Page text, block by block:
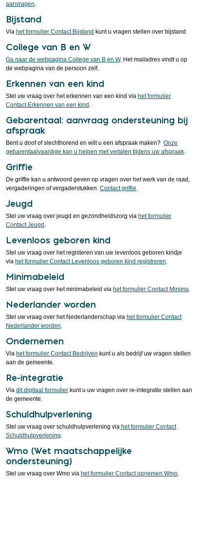
aanvragen.
Bijstand
Via het formulier Contact Bijstand kunt u vragen stellen over bijstand.
College van B en W
Ga naar de webpagina College van B en W. Het mailadres vindt u op
de webpagina van de persoon zelf.
Erkennen van een kind
Stel uw vraag over het erkennen van een kind via het formulier
Contact Erkennen van een kind .
Gebarentaal: aanvraag ondersteuning bij
afspraak
Bent u doof of slechthorend en wilt u een afspraak maken?Onze
gebarentaalvaardige kan u helpen met vertalen tijdens uw afspraak.
Griffie
De griffie kan u antwoord geven op vragen over het werk van de raad,
vergaderingen of vergaderstukken.Contact griffie.
Jeugd
Stel uw vraag over jeugd en gezondheidszorg via het formulier
Contact Jeugd .
Levenloos geboren kind
Stel uw vraag over het registeren van uw levenloos geboren kindje
via het formulier Contact Levenloos geboren kind registreren.
Minimabeleid
Stel uw vraag over het minimabeleid via het formulier Contact Minima.
Nederlander worden
Stel uw vraag over het Nederlanderschap via het formulier Contact
Nederlander worden.
Ondernemen
Via het formulier Contact Bedrijven kunt u als bedrijf uw vragen stellen
aan de gemeente.
Re-integratie
Viadit digitaal formulier kunt u uw vragen over re-integratie stellen aan
de gemeente.
Schuldhulpverlening
Stel uw vraag over schuldhulpverlening via het formulier Contact
Schuldhulpverlening.
Wmo (Wet maatschappelijke
ondersteuning)
Stel uw vraag over Wmo via het formulier Contact opnemen Wmo.